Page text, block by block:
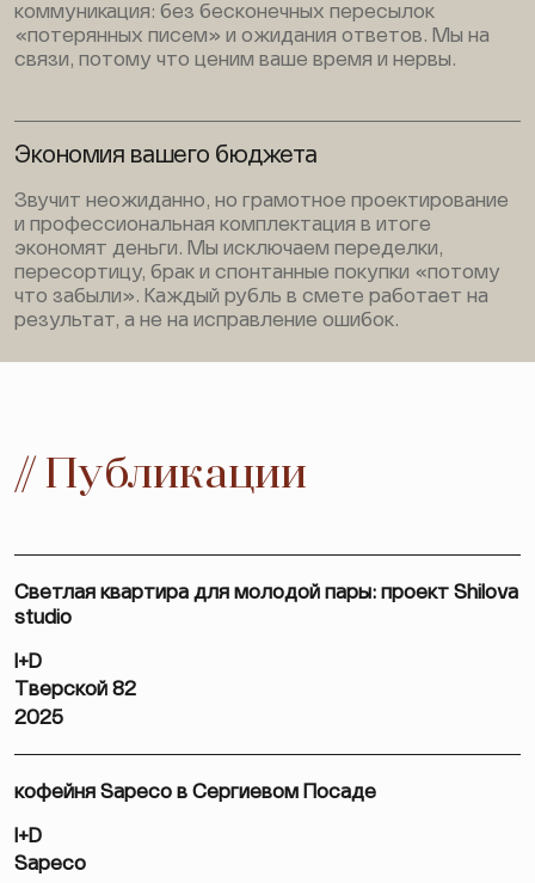
коммуникация: без бесконечных пересылок
«потерянных писем» и ожидания ответов. Мы на
связи, потому что ценим ваше время и нервы.
Экономия вашего бюджета
Звучит неожиданно, но грамотное проектирование
и профессиональная комплектация в итоге
экономят деньги. Мы исключаем переделки,
пересортицу, брак и спонтанные покупки «потому
что забыли». Каждый рубль в смете работает на
результат, а не на исправление ошибок.
// Публикации
Светлая квартира для молодой пары: проект Shilova
studio
I+D
Тверской 82
2025
кофейня Sapeco в Сергиевом Посаде
I+D
Sapeco